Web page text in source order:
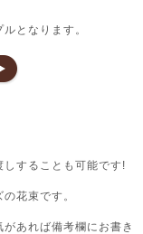
となります。
することも可能です!
花束です。
あれば備考欄にお書き